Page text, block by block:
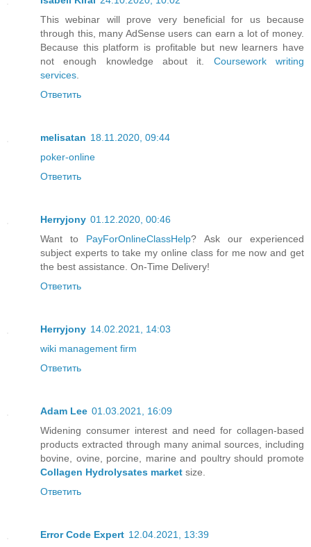
This webinar will prove very beneficial for us because
through this, many AdSense users can earn a lot of money.
Because this platform is profitable but new learners have
not enough knowledge about it. Coursework writing
services
Ответить
melisatan 18.11.2020, 09:44
poker-online
Ответить
Herryjony 01.12.2020, 00:46
Want to PayForOnlineClassHelp? Ask our experienced
subject experts to take my online class for me now and get
the best assistance. On-Time Delivery!
Ответить
Herryjony 14.02.2021, 14:03
wiki management firm
Ответить
Adam Lee 01.03.2021, 16:09
Widening consumer interest and need for collagen-based
products extracted through many animal sources, including
bovine, ovine, porcine, marine and poultry should promote
Collagen Hydrolysates market size.
Ответить
Error Code Expert 12.04.2021, 13:39